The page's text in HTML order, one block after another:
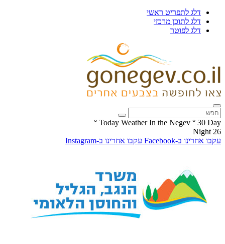
דלג לתפריט ראשי
דלג לתוכן מרכזי
דלג לפוטר
Today Weather In the Negev ° 30 Day
°
26
Night
עקבו אחרינו ב-Facebook
עקבו אחרינו ב-Instagram